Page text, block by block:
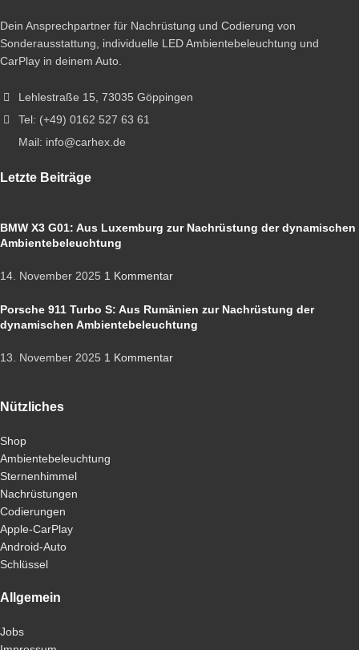
Dein Ansprechpartner für Nachrüstung und Codierung von
Sonderausstattung, individuelle LED Ambientebeleuchtung und
CarPlay in deinem Auto.
Lehlestraße 15, 73035 Göppingen
Tel: (+49) 0162 527 63 61
Mail: info@carhex.de
Letzte Beiträge
BMW X3 G01: Aus Luxemburg zur Nachrüstung der dynamischen
Ambientebeleuchtung
14. November 2025 1 Kommentar
Porsche 911 Turbo S: Aus Rumänien zur Nachrüstung der
dynamischen Ambientebeleuchtung
13. November 2025 1 Kommentar
Nützliches
Shop
Ambientebeleuchtung
Sternenhimmel
Nachrüstungen
Codierungen
Apple-CarPlay
Android-Auto
Schlüssel
Allgemein
Jobs